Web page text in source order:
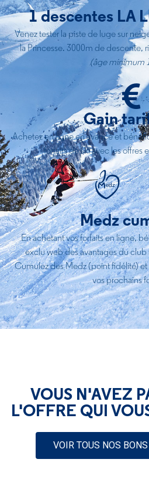
1 descentes LA
Venez tester la piste de luge sur
la Princesse. 3000m de descente,
(âge minimum
Gain
Achetez en ligne en avance et
forfaits de ski avec les offres
Medz
En achetant vos forfaits en ligne,
exclu web des avantages du
Cumulez des Medz (point fidélité)
vos prochains
VOUS N'AVEZ
L'OFFRE QUI
VOIR TOUS NOS